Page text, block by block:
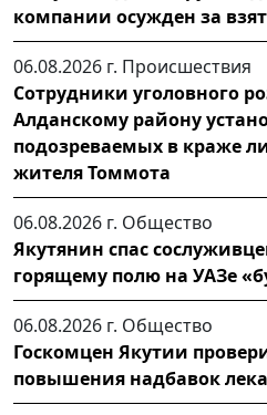
компании осужден за
06.08.2026 г. Происшествия
Сотрудники уголовного
Алданскому району
подозреваемых в краже
жителя Томмота
06.08.2026 г. Общество
Якутянин спас
горящему полю на УАЗе
06.08.2026 г. Общество
Госкомцен Якутии
повышения надбавок